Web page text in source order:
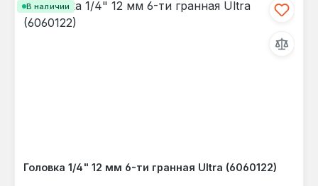
В наличии
Головка 1/4" 12 мм 6-ти гранная Ultra (6060122)